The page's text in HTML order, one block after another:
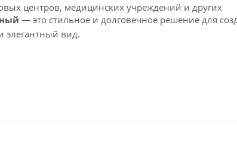
центров, медицинских учреждений и других
— это стильное и долговечное решение для
элегантный вид.